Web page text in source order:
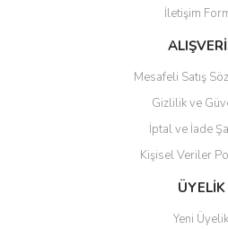
Ürün fiyatı diğer sitelerden daha
Bu ürüne benzer farklı alternatifler
Gönder
İletişim
Mesafeli Satış
Gizlilik ve
İptal ve İade
Kişisel Veriler
ÜYELİK
Yeni Üyelik